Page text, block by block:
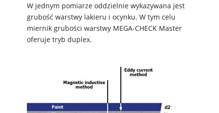
W jednym pomiarze oddzielnie wykazywana jest
grubość warstwy lakieru i ocynku. W tym celu
miernik grubości warstwy MEGA-CHECK Master
oferuje tryb duplex.